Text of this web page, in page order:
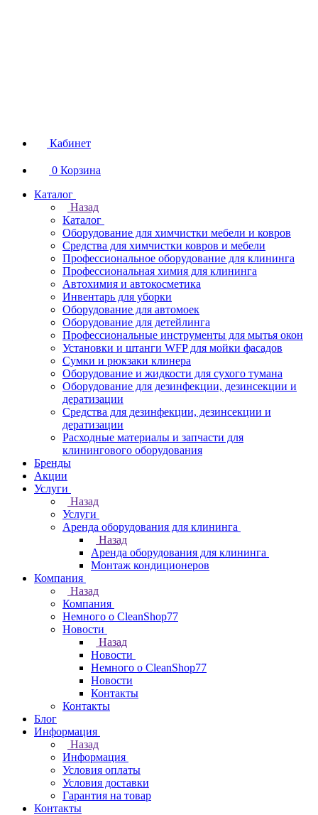
Кабинет
0 Корзина
Каталог
Назад
Каталог
Оборудование для химчистки мебели и ковров
Средства для химчистки ковров и мебели
Профессиональное оборудование для клининга
Профессиональная химия для клининга
Автохимия и автокосметика
Инвентарь для уборки
Оборудование для автомоек
Оборудование для детейлинга
Профессиональные инструменты для мытья окон
Установки и штанги WFP для мойки фасадов
Сумки и рюкзаки клинера
Оборудование и жидкости для сухого тумана
Оборудование для дезинфекции, дезинсекции и
дератизации
Средства для дезинфекции, дезинсекции и
дератизации
Расходные материалы и запчасти для
клинингового оборудования
Бренды
Акции
Услуги
Назад
Услуги
Аренда оборудования для клининга
Назад
Аренда оборудования для клининга
Монтаж кондиционеров
Компания
Назад
Компания
Немного о CleanShop77
Новости
Назад
Новости
Немного о CleanShop77
Новости
Контакты
Контакты
Блог
Информация
Назад
Информация
Условия оплаты
Условия доставки
Гарантия на товар
Контакты